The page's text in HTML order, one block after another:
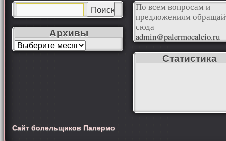
Архивы
По всем вопросам и
предложениям
сюда
admin@palermocalcio.ru
Статистика
Сайт болельщиков Палермо